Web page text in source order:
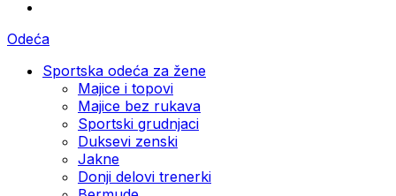
Odeća
Sportska odeća za žene
Majice i topovi
Majice bez rukava
Sportski grudnjaci
Duksevi zenski
Jakne
Donji delovi trenerki